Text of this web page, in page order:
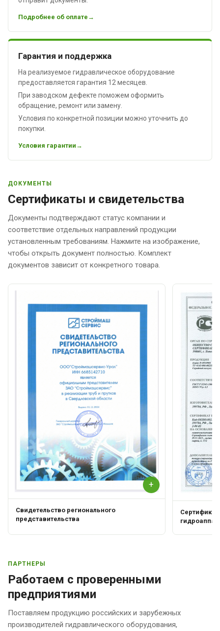
Подробнее об оплате
Гарантия и поддержка
На реализуемое гидравлическое оборудование
предоставляется гарантия 12 месяцев.
При заводском дефекте поможем оформить
обращение, ремонт или замену.
Условия по конкретной позиции можно уточнить до
покупки.
Условия гарантии
ДОКУМЕНТЫ
Сертификаты и свидетельства
Документы подтверждают статус компании и
соответствие отдельных направлений продукции
установленным требованиям. Нажмите на изображение,
чтобы открыть документ полностью. Комплект
документов зависит от конкретного товара.
+
Свидетельство регионального
представительства
Сертификат
ПАРТНЕРЫ
Работаем с проверенными
предприятиями
Поставляем продукцию российских и зарубежных
производителей гидравлического оборудования,